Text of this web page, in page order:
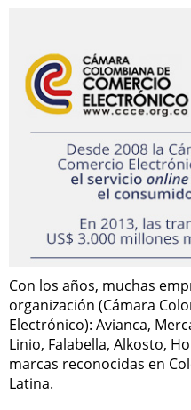
Con los años, muchas
organización (Cámara
Electrónico): Avianca,
Linio, Falabella, Alkosto,
marcas reconocidas en
Latina.